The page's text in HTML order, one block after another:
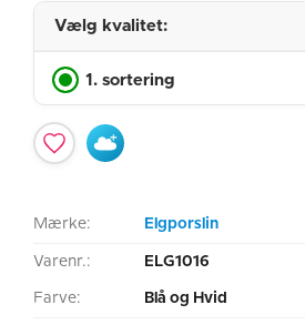
Vælg kvalitet:
1. sortering
Mærke: Elgporslin
Varenr.: ELG1016
Farve: Blå og Hvid